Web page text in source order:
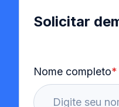
Solicitar
Nome completo*